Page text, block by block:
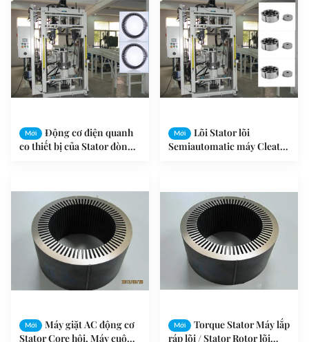
Mới
Động cơ điện quanh
co thiết bị của Stator đòn
Mới
Lõi Stator lõi
Semiautomatic máy Cleat
Mới
Máy giặt AC động cơ
Stator Core hội, Máy cuộn
Mới
Torque Stator Máy lắp
ráp lõi / Stator Rotor lõi